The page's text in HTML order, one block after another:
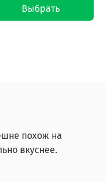
Выбрать
похож на
вкуснее.